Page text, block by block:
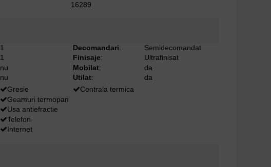
16289
1
1
nu
nu
Decomandari:
Semidecomandat
Finisaje:
Ultrafinisat
Mobilat:
da
Utilat:
da
Gresie
Geamuri termopan
Usa antiefractie
Telefon
Internet
Centrala termica